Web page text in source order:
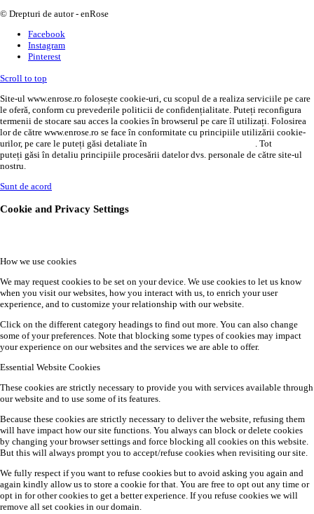
© Drepturi de autor - enRose
Facebook
Instagram
Pinterest
Scroll to top
Site-ul www.enrose.ro folosește cookie-uri, cu scopul de a realiza serviciile pe care
le oferă, conform cu prevederile politicii de confidențialitate. Puteți reconfigura
termenii de stocare sau acces la cookies în browserul pe care îl utilizați. Folosirea
lor de către www.enrose.ro se face în conformitate cu principiile utilizării cookie-
urilor, pe care le puteți găsi detaliate în
. Tot
puteți găsi în detaliu principiile procesării datelor dvs. personale de către site-ul
nostru.
Sunt de acord
Cookie and Privacy Settings
How we use cookies
We may request cookies to be set on your device. We use cookies to let us know
when you visit our websites, how you interact with us, to enrich your user
experience, and to customize your relationship with our website.
Click on the different category headings to find out more. You can also change
some of your preferences. Note that blocking some types of cookies may impact
your experience on our websites and the services we are able to offer.
Essential Website Cookies
These cookies are strictly necessary to provide you with services available through
our website and to use some of its features.
Because these cookies are strictly necessary to deliver the website, refusing them
will have impact how our site functions. You always can block or delete cookies
by changing your browser settings and force blocking all cookies on this website.
But this will always prompt you to accept/refuse cookies when revisiting our site.
We fully respect if you want to refuse cookies but to avoid asking you again and
again kindly allow us to store a cookie for that. You are free to opt out any time or
opt in for other cookies to get a better experience. If you refuse cookies we will
remove all set cookies in our domain.